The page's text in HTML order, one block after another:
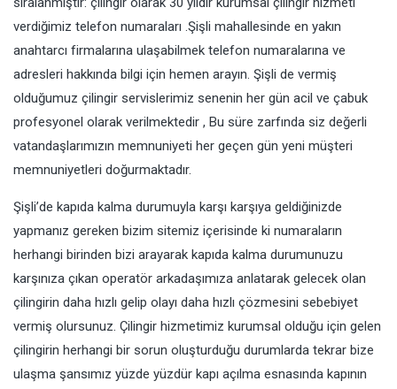
verdiğimiz telefon numaraları .Şişli mahallesinde en yakın
anahtarcı firmalarına ulaşabilmek telefon numaralarına ve
adresleri hakkında bilgi için hemen arayın. Şişli de vermiş
olduğumuz çilingir servislerimiz senenin her gün acil ve çabuk
profesyonel olarak verilmektedir , Bu süre zarfında siz değerli
vatandaşlarımızın memnuniyeti her geçen gün yeni müşteri
memnuniyetleri doğurmaktadır.
Şişli’de kapıda kalma durumuyla karşı karşıya geldiğinizde
yapmanız gereken bizim sitemiz içerisinde ki numaraların
herhangi birinden bizi arayarak kapıda kalma durumunuzu
karşınıza çıkan operatör arkadaşımıza anlatarak gelecek olan
çilingirin daha hızlı gelip olayı daha hızlı çözmesini sebebiyet
vermiş olursunuz. Çilingir hizmetimiz kurumsal olduğu için gelen
çilingirin herhangi bir sorun oluşturduğu durumlarda tekrar bize
ulaşma şansımız yüzde yüzdür kapı açılma esnasında kapının